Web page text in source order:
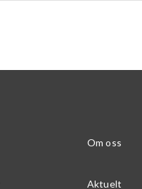
Om oss
Aktuelt